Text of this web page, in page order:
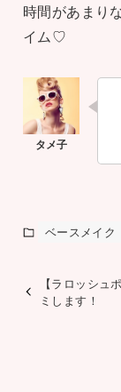
時間があまり
イム♡
ベースメイク
【ラロッシュ
ミします！